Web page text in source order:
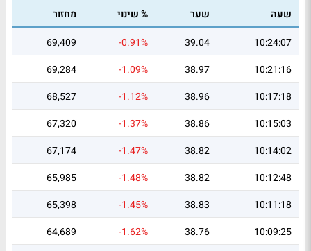
שעה שער % שינוי
מחזור
10:24:07
39.04
-0.91%
69,409
10:21:16
38.97
-1.09%
69,284
10:17:18
38.96
-1.12%
68,527
10:15:03
38.86
-1.37%
67,320
10:14:02
38.82
-1.47%
67,174
10:12:48
38.82
-1.48%
65,985
10:11:18
38.83
-1.45%
65,398
10:09:25
38.76
-1.62%
64,689